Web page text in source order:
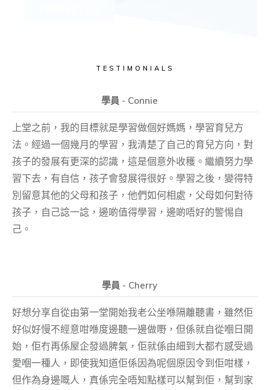
TESTIMONIALS
學員 - Connie
上堂之前，我的目標就是學習做個好媽媽，學習育兒方
法。經過一個幾月的學習，我清楚了自己的育兒方向，對
孩子的發展有更深的認識，這是個意外收穫。繼續努力學
習下去，有自信，孩子會發展得很好。學習之後，變得特
別留意其他的父母和孩子，他們如何相處，父母如何對待
孩子，自己諗一諗，邊啲值得學習，邊啲唔好的警惕自
己。
學員 - Cherry
好想分享自從由第一堂開始我老公坐喺隔離聽書，雖然佢
好似好慢不經意咁喺度邊聽一邊做嘢，但係就自從嗰日開
始，佢冇再係屋企發過脾氣，佢就係由細到大都冇感受過
愛嗰一種人，即使我知道佢係因為呢個原因令到佢咁樣，
但作為身邊嘅人，真係完全唔知點樣可以幫到佢，幫到家